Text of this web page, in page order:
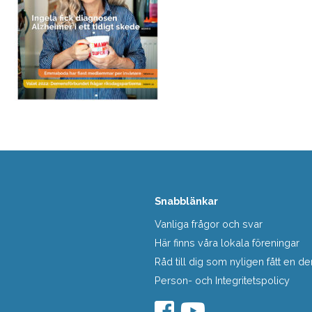
Snabblänkar
Vanliga frågor och svar
Här finns våra lokala föreningar
Råd till dig som nyligen fått en
Person- och Integritetspolicy